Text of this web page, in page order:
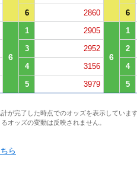
6 2860 6
6
1 2905
6
1
3 2952
2
4 3156
4
5 3979 5
が完了した時点でのオッズを表示していま
オッズの変動は反映されません。
ら